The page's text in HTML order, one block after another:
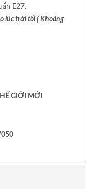
E27.
lúc trời tối ( Khoảng
GIỚI MỚI